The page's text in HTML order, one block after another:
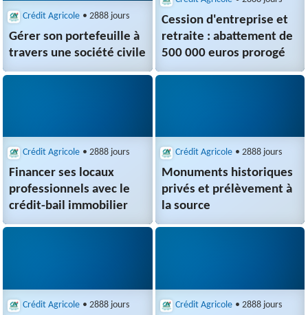
Crédit Agricole • 2888 jours
Gérer son portefeuille à
travers une société civile
Cession d'entreprise et
retraite : abattement de
500 000 euros prorogé
Crédit Agricole • 2888 jours
Financer ses locaux
professionnels avec le
crédit-bail immobilier
Crédit Agricole • 2888 jours
Monuments historiques
privés et prélèvement à
la source
Crédit Agricole • 2888 jours Crédit Agricole • 2888 jours